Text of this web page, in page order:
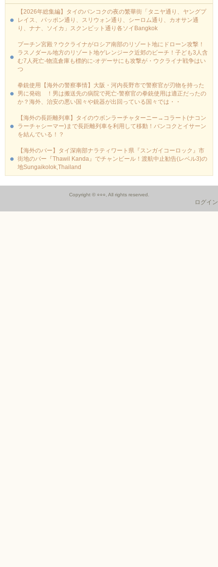
【2026年総集編】タイのバンコクの夜の繁華街「タニヤ通り、ヤングプ
レイス、パッポン通り、スリウォン通り、シーロム通り、カオサン通
り、ナナ、ソイカ」スクンビット通り各ソイBangkok
プーチン宮殿？ウクライナがロシア南部のリゾート地にドローン攻撃！
ラスノダール地方のリゾート地ゲレンジーク近郊のビーチ！子ども3人含
む7人死亡-物流倉庫も標的に‐オデーサにも攻撃が・ウクライナ戦争はい
つ
拳銃使用【海外の警察事情】大阪・河内長野市で警察官が刃物を持った
男に発砲 ！男は搬送先の病院で死亡-警察官の拳銃使用は適正だったの
か？海外、治安の悪い国々や銃器が出回っている国々では・・
【海外の長距離列車】タイのウボンラーチャターニー→コラート(ナコン
ラーチャシーマー)まで長距離列車を利用して移動！バンコクとイサーン
を結んでいる！？
【海外のバー】タイ深南部ナラティワート県『スンガイコーロック』市
街地のバー『Thawil Kanda』でチャンビール！渡航中止勧告(レベル3)の
地Sungaikolok,Thailand
Copyright © ○○○, All rights reserved.
ログイン